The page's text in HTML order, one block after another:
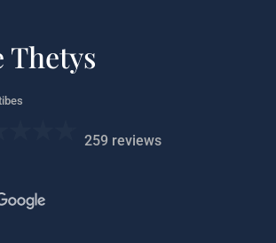
Thetys
259 reviews